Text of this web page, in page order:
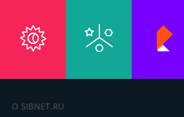
О SIBNET.RU